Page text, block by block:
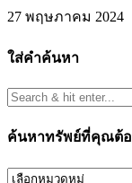
27 พฤษภาคม 2024
ใส่คำค้นหา
ค้นหาทรัพย์ที่คุณต้อ
ค้นหา